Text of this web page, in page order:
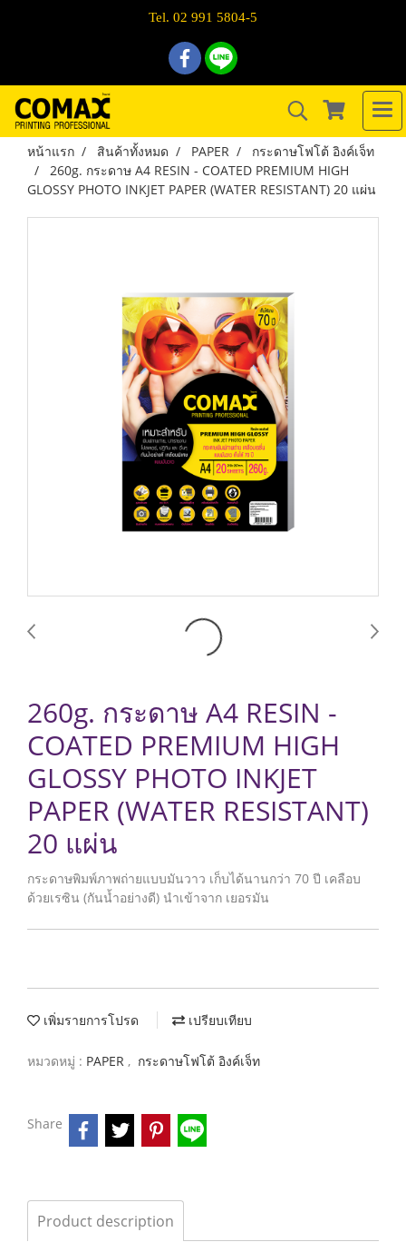
Tel. 02 991 5804-5
หน้าแรก สินค้าทั้งหมด PAPER
กระดาษโฟโต้ อิงค์เจ็ท
260g. กระดาษ A4 RESIN - COATED PREMIUM HIGH
GLOSSY PHOTO INKJET PAPER (WATER RESISTANT) 20 แผ่น
260g. กระดาษ A4 RESIN -
COATED PREMIUM HIGH
GLOSSY PHOTO INKJET
PAPER (WATER RESISTANT)
20 แผ่น
กระดาษพิมพ์ภาพถ่ายแบบมันวาว เก็บได้นานกว่า 70 ปี เคลือบ
ด้วยเรซิน (กันน้ำอย่างดี) นำเข้าจาก เยอรมัน
เพิ่มรายการโปรด เปรียบเทียบ
หมวดหมู่ : PAPER , กระดาษโฟโต้ อิงค์เจ็ท
Share
Product description